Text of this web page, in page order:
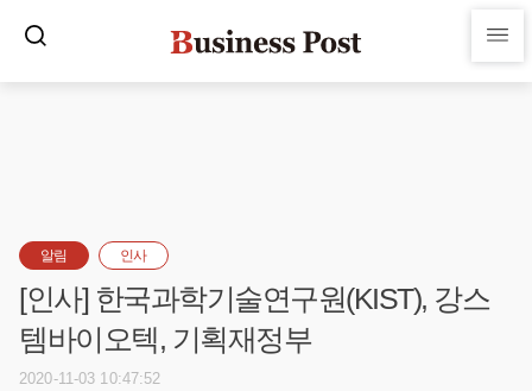
알림 인사
[인사] 한국과학기술연구원(KIST), 강스
템바이오텍, 기획재정부
2020-11-03 10:47:52